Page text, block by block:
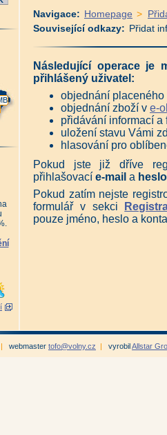
Navigace: Homepage >
Související odkazy: Přidat
Následující operace je
přihlášený uživatel:
objednání
objednání zboží v e-
přidávání informací
uložení stavu Vámi
hlasování pro
Pokud jste již dříve
přihlašovací e-mail a
Pokud zatím nejste
formulář v sekci
pouze jméno, heslo a
| webmaster tofo@volny.cz | vyrobilAllstar